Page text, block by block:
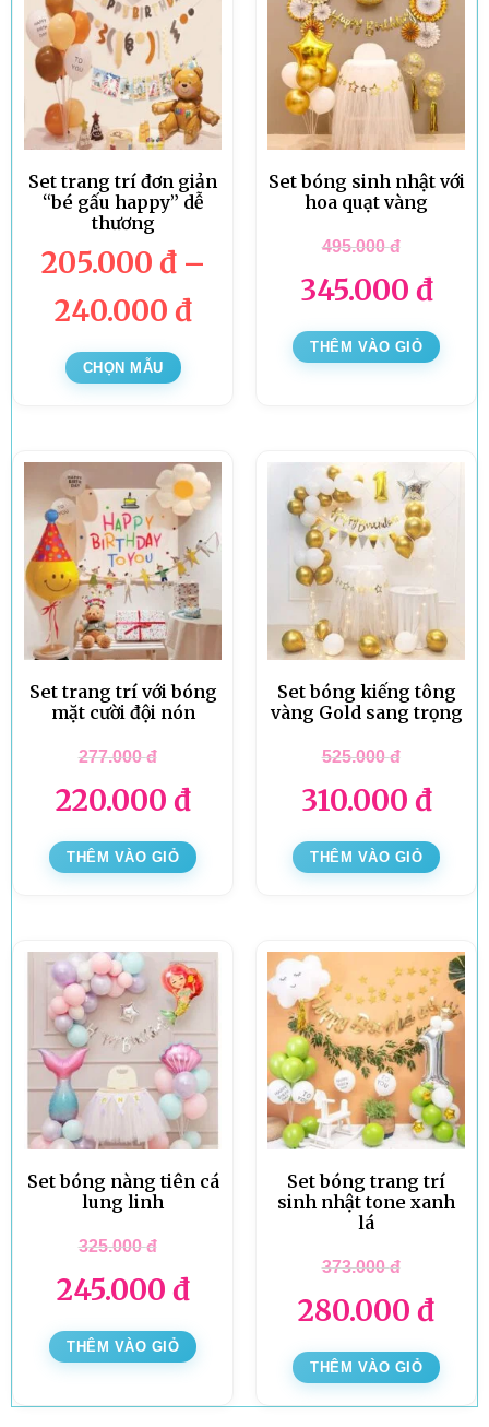
Set trang trí đơn giản
“bé gấu happy” dễ
thương
205.000 đ–
240.000 đ
CHỌN MẪU
Set bóng sinh nhật với
hoa quạt vàng
495.000đ
345.000 đ
THÊM VÀO GIỎ
Set trang trí với bóng
mặt cười đội nón
277.000đ
220.000 đ
THÊM VÀO GIỎ
Set bóng kiếng tông
vàng Gold sang trọng
525.000đ
310.000 đ
THÊM VÀO GIỎ
Set bóng nàng tiên cá
lung linh
325.000đ
245.000 đ
THÊM VÀO GIỎ
Set bóng trang trí
sinh nhật tone xanh
lá
373.000đ
280.000 đ
THÊM VÀO GIỎ